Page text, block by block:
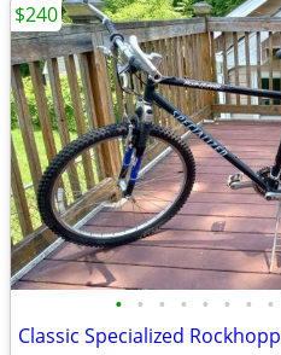
• • • • • • • •
$240